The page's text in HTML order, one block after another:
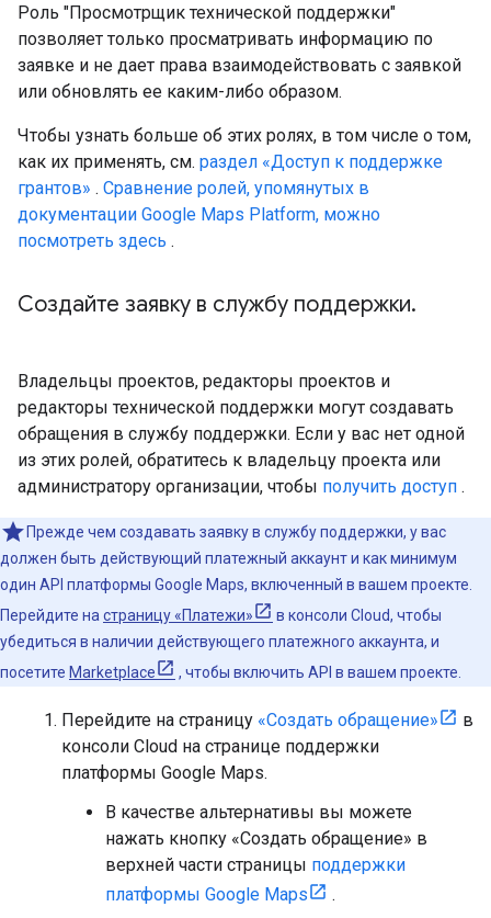
Роль "Просмотрщик технической поддержки"
позволяет только просматривать информацию по
заявке и не дает права взаимодействовать с заявкой
или обновлять ее каким-либо образом.
Чтобы узнать больше об этих ролях, в том числе о том,
как их применять, см. раздел «Доступ к поддержке
грантов» . Сравнение ролей, упомянутых в
документации Google Maps Platform, можно
посмотреть здесь .
Создайте заявку в службу поддержки.
Владельцы проектов, редакторы проектов и
редакторы технической поддержки могут создавать
обращения в службу поддержки. Если у вас нет одной
из этих ролей, обратитесь к владельцу проекта или
администратору организации, чтобы получить доступ .
Прежде чем создавать заявку в службу поддержки, у вас
должен быть действующий платежный аккаунт и как минимум
один API платформы Google Maps, включенный в вашем проекте.
Перейдите на страницу «Платежи»
в консоли Cloud, чтобы
убедиться в наличии действующего платежного аккаунта, и
посетите Marketplace , чтобы включить API в вашем проекте.
Перейдите на страницу «Создать обращение»
в
консоли Cloud на странице поддержки
платформы Google Maps.
В качестве альтернативы вы можете
нажать кнопку «Создать обращение» в
верхней части страницы поддержки
платформы Google Maps
.